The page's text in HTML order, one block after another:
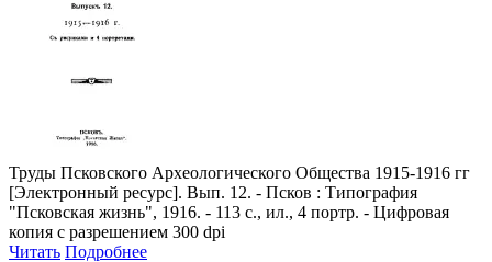
Труды Псковского Археологического Общества 1915-1916 гг
[Электронный ресурс]. Вып. 12. - Псков : Типография
"Псковская жизнь", 1916. - 113 с., ил., 4 портр. - Цифровая
копия с разрешением 300 dpi
Читать Подробнее